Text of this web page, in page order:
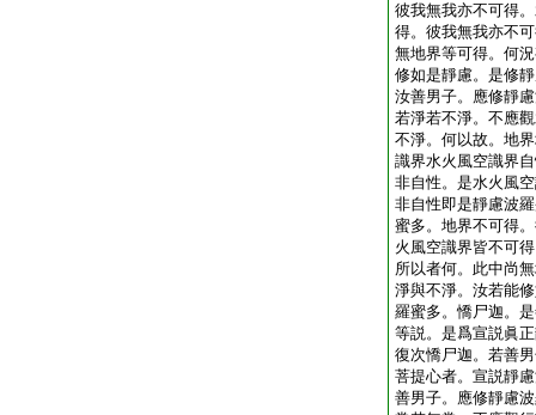
彼我無我亦不可得
得。彼我無我亦不
無地界等可得。何
修如是靜慮。是修
汝善男子。應修靜
若淨若不淨。不應
不淨。何以故。地
識界水火風空識界
非自性。是水火風
非自性即是靜慮波
蜜多。地界不可得
火風空識界皆不可
所以者何。此中尚
淨與不淨。汝若能
羅蜜多。憍尸迦。
等説。是爲宣説眞
復次憍尸迦。若善
菩提心者。宣説靜
善男子。應修靜慮